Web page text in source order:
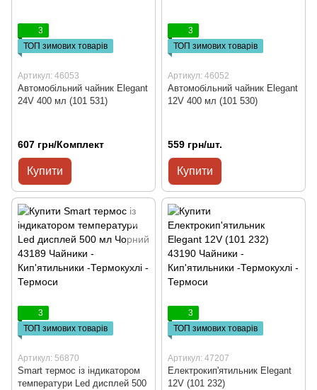
3
ТОП зимових товарів
Артикул: 46053
Автомобільний чайник Elegant
24V 400 мл (101 531)
607 грн/Комплект
Купити
3
ТОП зимових товарів
Артикул: 46052
Автомобільний чайник Elegant
12V 400 мл (101 530)
559 грн/шт.
Купити
3
ТОП зимових товарів
Артикул: 56870
Smart термос із індикатором
температури Led дисплей 500
3
ТОП зимових товарів
Артикул: 47207
Електрокип'ятильник Elegant
12V (101 232)